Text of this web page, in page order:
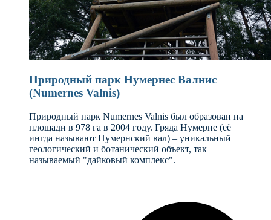
Природный парк Нумернес Валнис
(Numernes Valnis)
Природный парк Numernes Valnis был образован на
площади в 978 га в 2004 году. Гряда Нумерне (её
ингда называют Нумернский вал) – уникальный
геологический и ботанический объект, так
называемый "дайковый комплекс".